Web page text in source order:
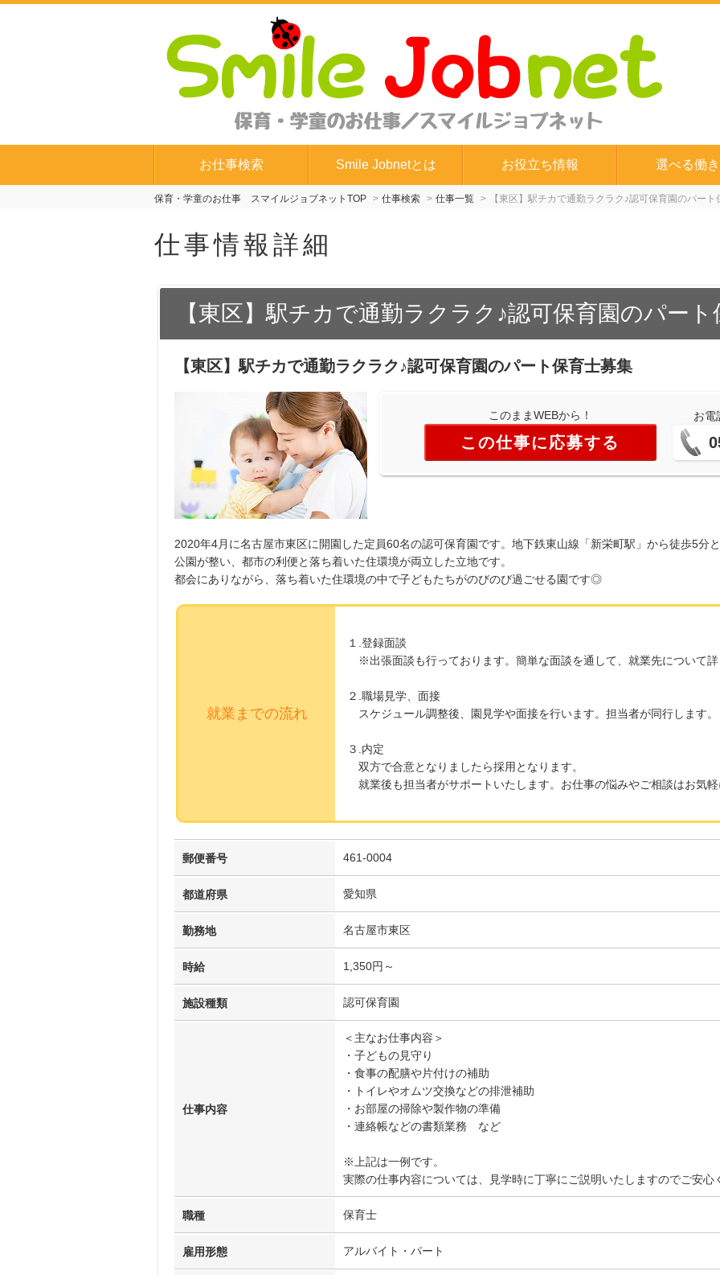
お仕事検索 Smile Jobnetとは お役立ち情報 選べる働
保育・学童のお仕事 スマイルジョブネットTOP 仕事検索 仕事一覧 【東区】駅チカで通勤ラクラク♪認可保育園のパート
仕事情報詳細
【東区】駅チカで通勤ラクラク♪認可保育園のパー
【東区】駅チカで通勤ラクラク♪認可保育園のパート保育士募集
このままWEBから！
この仕事に応募する
お電
2020年4月に名古屋市東区に開園した定員60名の認可保育園です。地下鉄東山線「新栄町駅」から徒歩5分
公園が整い、都市の利便と落ち着いた住環境が両立した立地です。
都会にありながら、落ち着いた住環境の中で子どもたちがのびのび過ごせる園です◎
就業までの流れ
１.登録面談
※出張面談も行っております。簡単な面談を通して、就業先について詳
２.職場見学、面接
スケジュール調整後、園見学や面接を行います。担当者が同行します。
３.内定
双方で合意となりましたら採用となります。
就業後も担当者がサポートいたします。お仕事の悩みやご相談はお気軽
郵便番号 461-0004
都道府県 愛知県
勤務地 名古屋市東区
時給 1,350円～
施設種類 認可保育園
仕事内容
＜主なお仕事内容＞
・子どもの見守り
・食事の配膳や片付けの補助
・トイレやオムツ交換などの排泄補助
・お部屋の掃除や製作物の準備
・連絡帳などの書類業務 など
※上記は一例です。
実際の仕事内容については、見学時に丁寧にご説明いたしますのでご安
職種 保育士
雇用形態 アルバイト・パート